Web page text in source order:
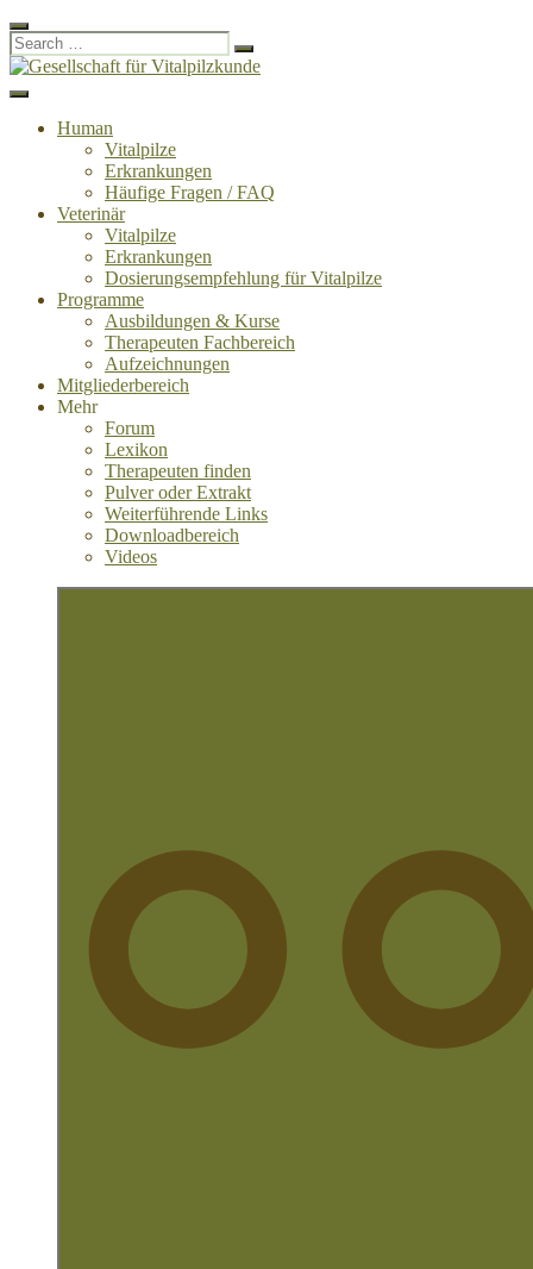
Close
Search
Search
for:
Search
Skip
to
Menu
Human
Vitalpilze
Erkrankungen
Häufige Fragen / FAQ
Veterinär
Vitalpilze
Erkrankungen
Dosierungsempfehlung für Vitalpilze
Programme
Ausbildungen & Kurse
Therapeuten Fachbereich
Aufzeichnungen
Mitglieder­bereich
Mehr
Forum
Lexikon
Therapeuten finden
Pulver oder Extrakt
Weiterführende Links
Downloadbereich
Videos